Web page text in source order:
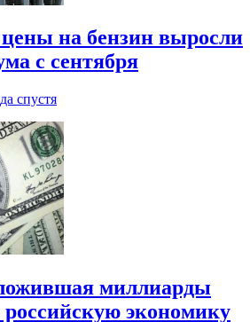
на бензин выросли
с сентября
спустя
миллиарды
российскую экономику